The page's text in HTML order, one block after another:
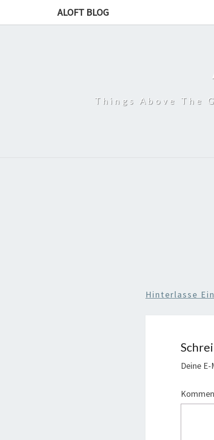
ALOFT BLOG
Things Above The
Hinterlasse
Deine